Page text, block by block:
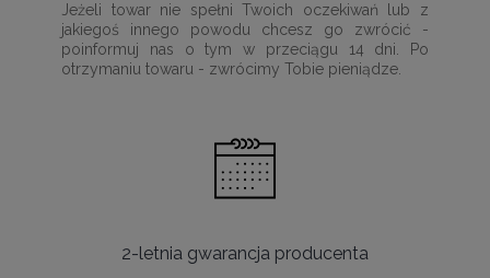
Jeżeli towar nie spełni Twoich oczekiwań lub z
jakiegoś innego powodu chcesz go zwrócić -
poinformuj nas o tym w przeciągu 14 dni. Po
otrzymaniu towaru - zwrócimy Tobie pieniądze.
2-letnia gwarancja producenta